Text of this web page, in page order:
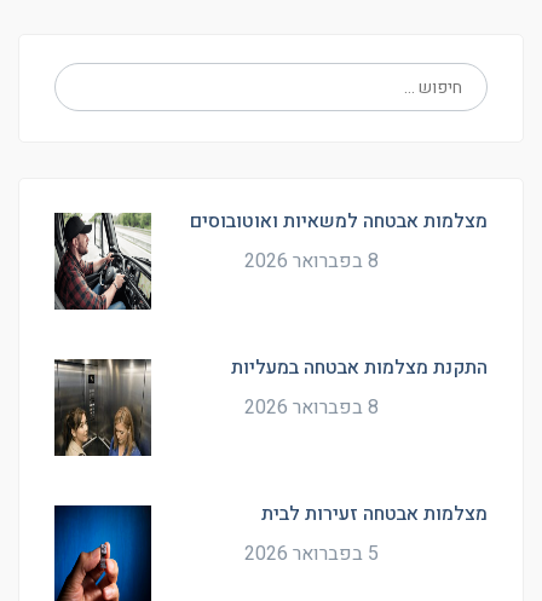
מצלמות אבטחה למשאיות ואוטובוסים
8 בפברואר 2026
התקנת מצלמות אבטחה במעליות
8 בפברואר 2026
מצלמות אבטחה זעירות לבית
5 בפברואר 2026